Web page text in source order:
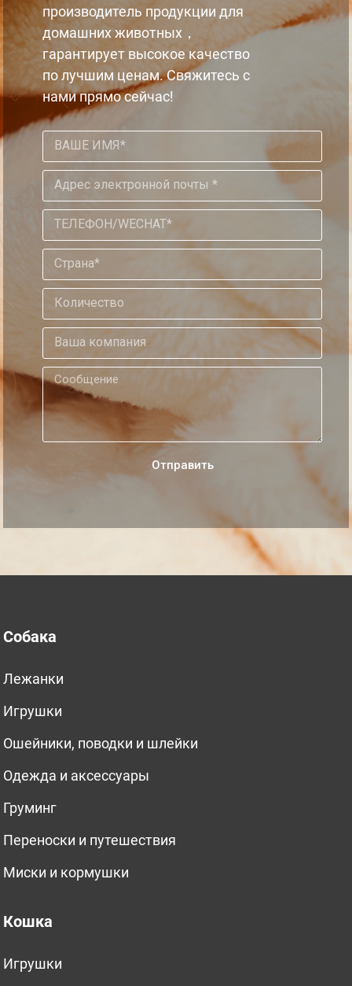
производитель продукции для
домашних животных，
гарантирует высокое качество
по лучшим ценам. Свяжитесь с
нами прямо сейчас!
Oтправить
Собака
Лежанки
Игрушки
Ошейники, поводки и шлейки
Одежда и аксессуары
Груминг
Переноски и путешествия
Миски и кормушки
Кошка
Игрушки